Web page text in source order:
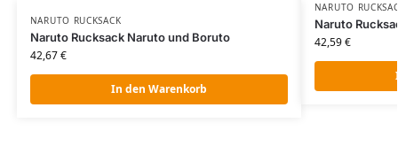
NARUTO RUCKSACK
Naruto Rucksack Naruto und Boruto
42,67€
In den Warenkorb
NARUTO
Naruto
42,59€